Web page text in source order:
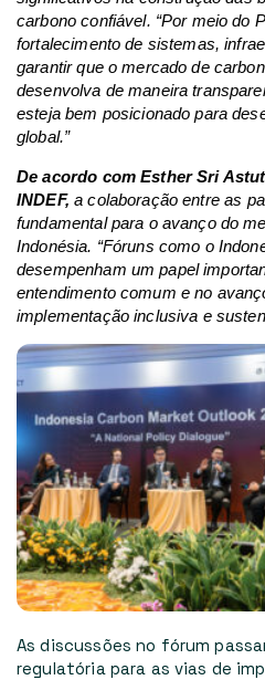
carbono confiável. “Por meio do
fortalecimento de sistemas,
garantir que o mercado de
desenvolva de maneira
esteja bem posicionado para
global.”
De acordo com Esther Sri
INDEF, a colaboração entre as
fundamental para o avanço do
Indonésia. “Fóruns como o
desempenham um papel
entendimento comum e no
implementação inclusiva e
As discussões no fórum
regulatória para as vias de